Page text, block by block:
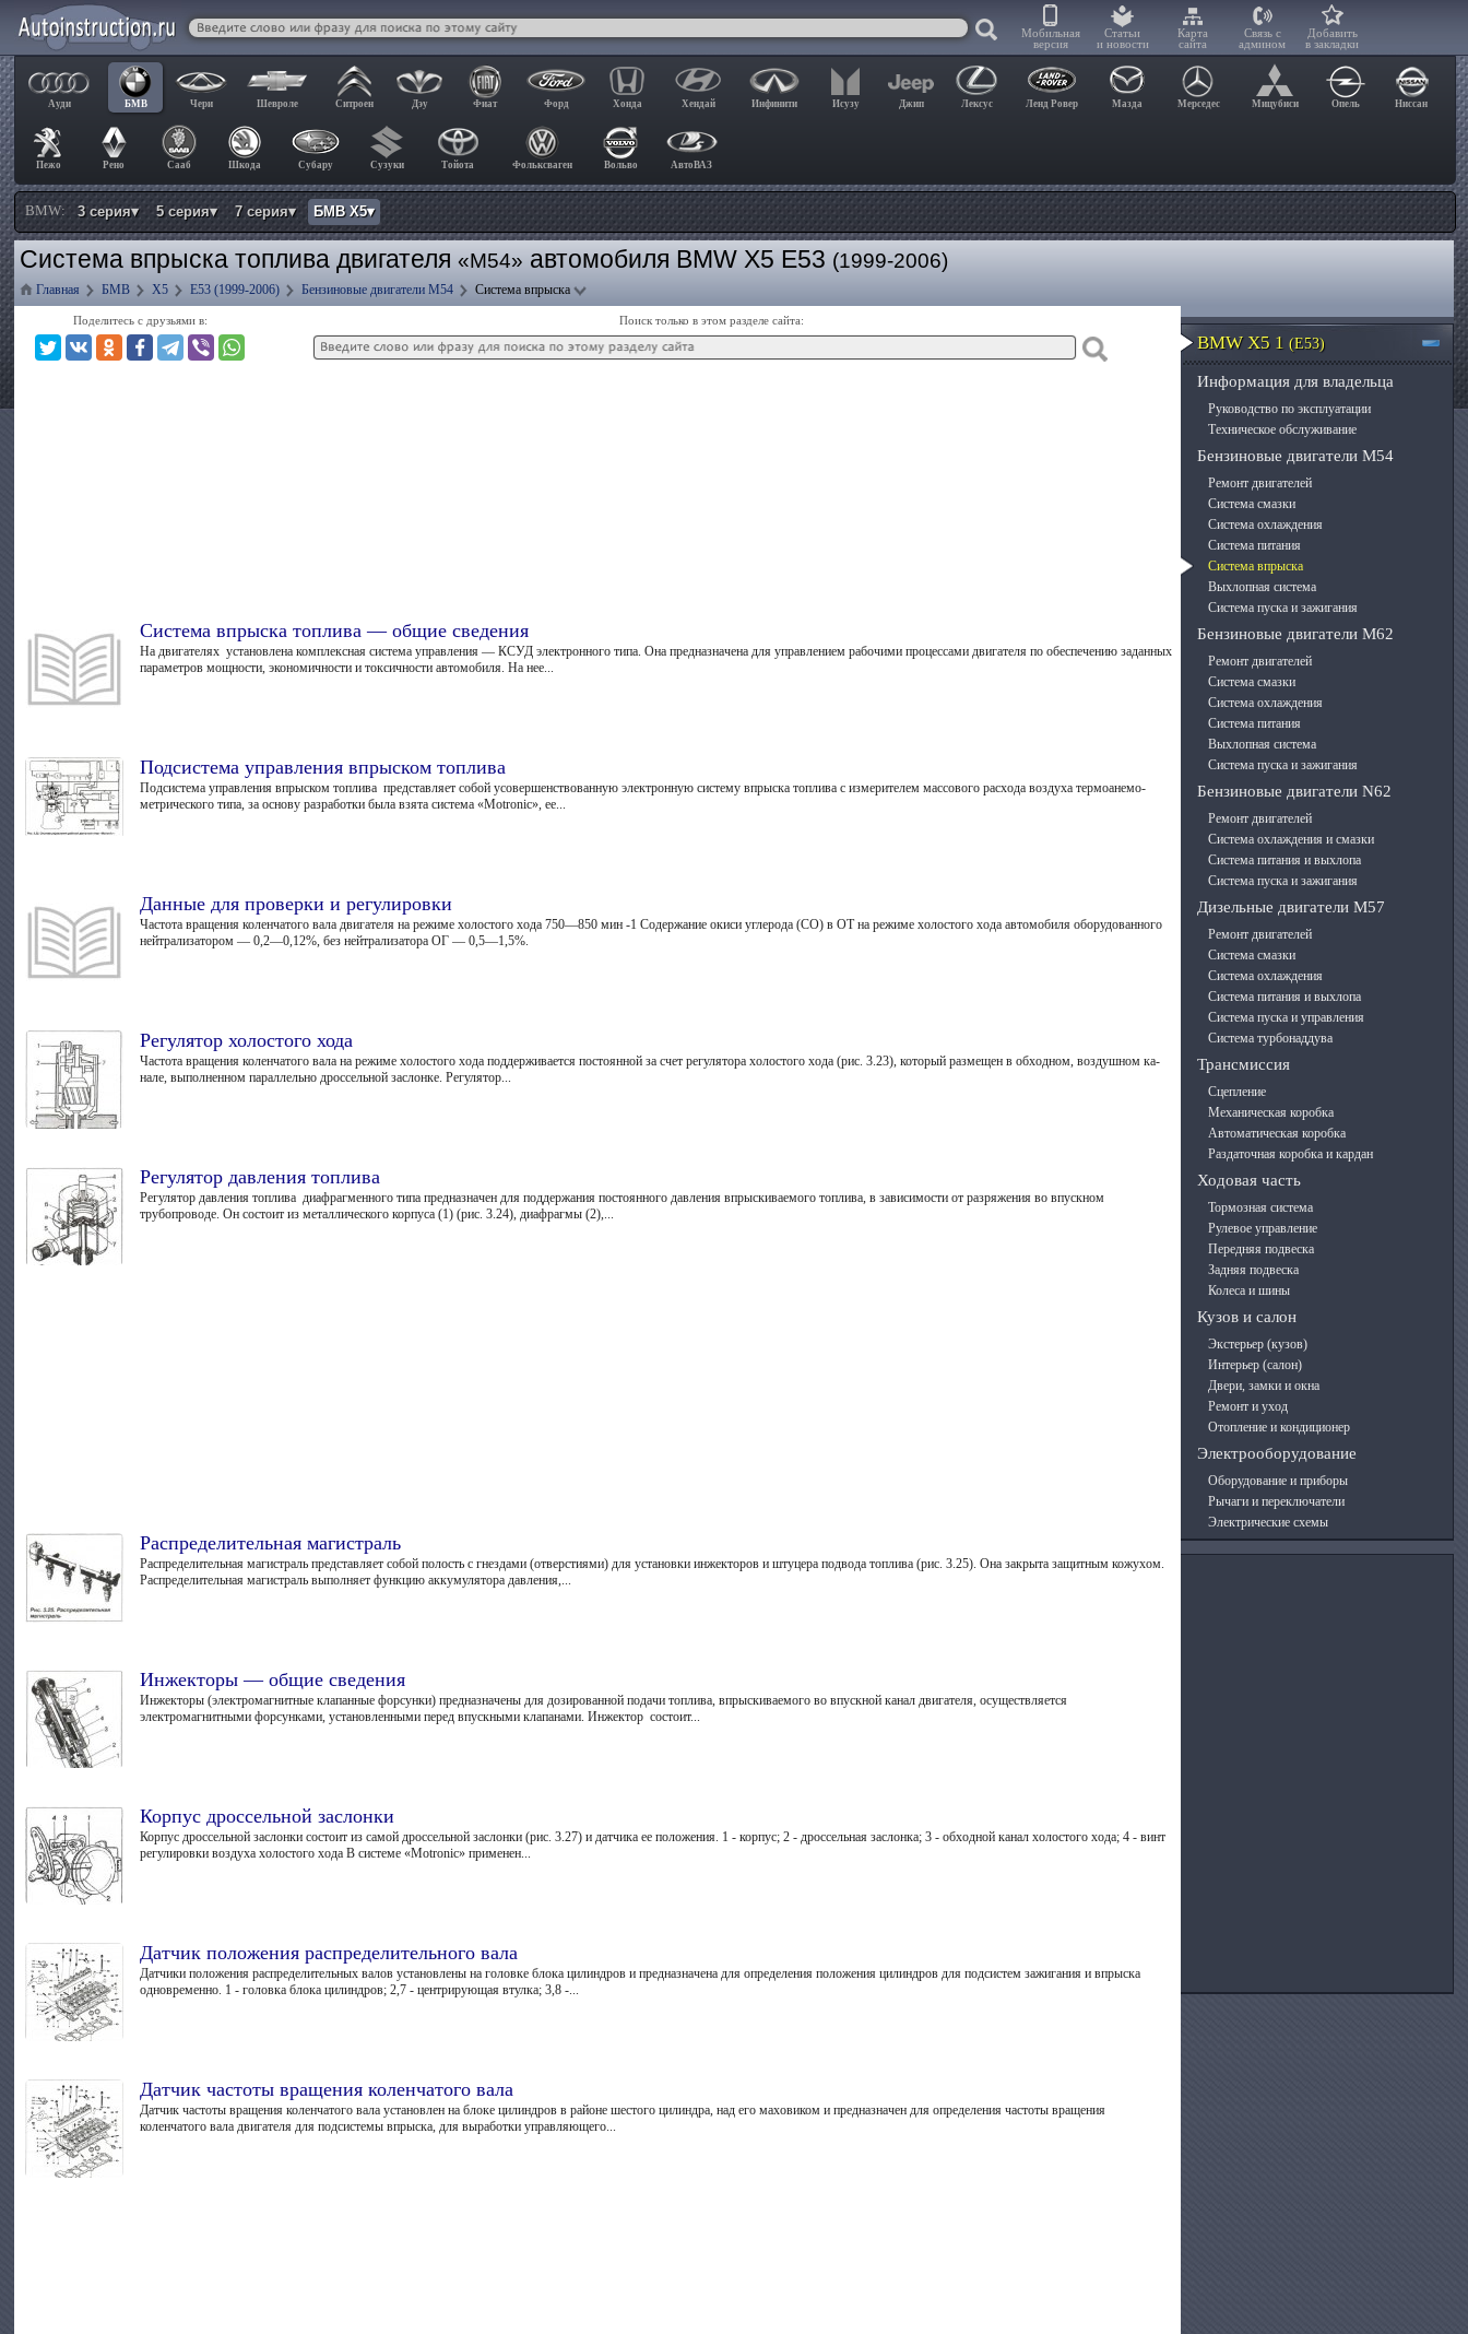
Мобильная
версия
Статьи
и новости
Карта
сайта
Связь с
админом
Добавить
в закладки
Ауди БМВ Чери Шевроле Ситроен Дэу Фиат Форд Хонда Хендай Инфинити Исузу Джип Лексус Ленд Ровер Мазда Мерседес Мицубиси Опель Ниссан
Пежо Рено Сааб Шкода Субару Сузуки Тойота Фольксваген Вольво АвтоВАЗ
BMW: 3 серия▾ 5 серия▾ 7 серия▾ БМВ Х5▾
Система впрыска топлива двигателя«M54» автомобиля BMW X5 E53 (1999-2006)
Главная БМВ Х5 E53 (1999-2006) Бензиновые двигатели M54 Система впрыска
Поделитесь с друзьями в: Поиск только в этом разделе сайта:
Система впрыска топлива — общие сведения
На двигателях установлена комплекс­ная система управления — КСУД электронного типа. Она предназначена для управлением рабочими процесса­ми двигателя по обеспечению задан­ных
параметров мощности, экономич­ности и токсичности автомобиля. На нее...
Подсистема управления впрыском топлива
Подсистема управления впрыском то­плива представляет собой усовершен­ствованную электронную систему впрыска топлива с измерителем мас­сового расхода воздуха термоанемо-
метрического типа, за основу разра­ботки была взята система «Motronic», ее...
Данные для проверки и регулировки
Частота вращения коленчатого вала двигателя на режиме холостого хода 750—850 мин -1 Содержание окиси углерода (СО) в ОТ на режиме холостого хода авто­мобиля оборудованного
нейтрализато­ром — 0,2—0,12%, без нейтрализатора ОГ — 0,5—1,5%.
Регулятор холостого хода
Частота вращения коленчатого вала на режиме холостого хода поддержи­вается постоянной за счет регулятора холостого хода (рис. 3.23), который размещен в обходном, воздушном ка­
нале, выполненном параллельно дрос­сельной заслонке. Регулятор...
Регулятор давления топлива
Регулятор давления топлива диафрагменного типа предназначен для под­держания постоянного давления впры­скиваемого топлива, в зависимости от разряжения во впускном
трубопрово­де. Он состоит из металлического кор­пуса (1) (рис. 3.24), диафрагмы (2),...
Распределительная магистраль
Распределительная магистраль пред­ставляет собой полость с гнездами (отверстиями) для установки инжекто­ров и штуцера подвода топлива (рис. 3.25). Она закрыта защитным кожу­хом.
Распределительная магистраль выполняет функцию аккумулятора дав­ления,...
Инжекторы — общие сведения
Инжекторы (электромагнитные клапан­ные форсунки) предназначены для до­зированной подачи топлива, впрыски­ваемого во впускной канал двигателя, осуществляется
электромагнитными форсунками, установленными перед впускными клапанами. Инжектор со­стоит...
Корпус дроссельной заслонки
Корпус дроссельной заслонки состоит из самой дроссельной заслонки (рис. 3.27) и датчика ее положения. 1 - корпус; 2 - дроссельная заслонка; 3 - обходной канал холостого хода; 4 - винт
регулировки воздуха холостого хода В сис­теме «Motronic» применен...
Датчик положения распределительного вала
Датчики положения распределитель­ных валов установлены на головке блока цилиндров и предназначена для определения положения цилиндров для подсистем зажигания и впрыска
одновременно. 1 - головка блока цилиндров; 2,7 - центрирующая втулка; 3,8 -...
Датчик частоты вращения коленчатого вала
Датчик частоты вращения коленчатого вала установлен на блоке цилиндров в районе шестого цилиндра, над его маховиком и предназначен для опре­деления частоты вращения
коленчатого вала двигателя для подсистемы впрыска, для выработки управляюще­го...
BMW X5 1 (E53)
Информация для владельца
Руководство по эксплуатации
Техническое обслуживание
Бензиновые двигатели M54
Ремонт двигателей
Система смазки
Система охлаждения
Система питания
Система впрыска
Выхлопная система
Система пуска и зажигания
Бензиновые двигатели M62
Ремонт двигателей
Система смазки
Система охлаждения
Система питания
Выхлопная система
Система пуска и зажигания
Бензиновые двигатели N62
Ремонт двигателей
Система охлаждения и смазки
Система питания и выхлопа
Система пуска и зажигания
Дизельные двигатели М57
Ремонт двигателей
Система смазки
Система охлаждения
Система питания и выхлопа
Система пуска и управления
Система турбонаддува
Трансмиссия
Сцепление
Механическая коробка
Автоматическая коробка
Раздаточная коробка и кардан
Ходовая часть
Тормозная система
Рулевое управление
Передняя подвеска
Задняя подвеска
Колеса и шины
Кузов и салон
Экстерьер (кузов)
Интерьер (салон)
Двери, замки и окна
Ремонт и уход
Отопление и кондиционер
Электрооборудование
Оборудование и приборы
Рычаги и переключатели
Электрические схемы